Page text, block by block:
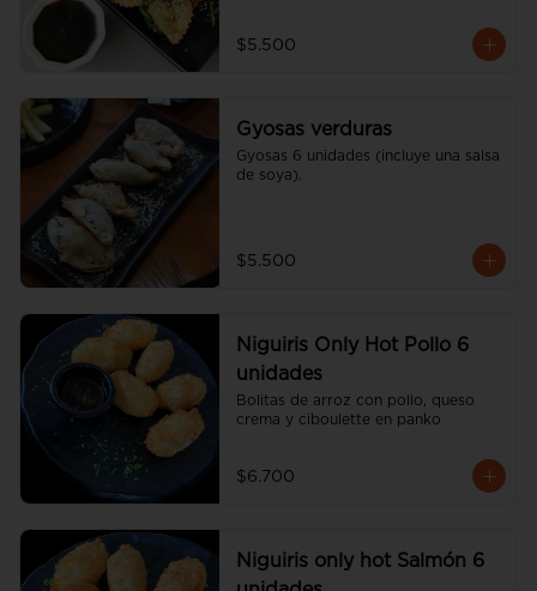
$5.500
Gyosas verduras
Gyosas 6 unidades (incluye una salsa
de soya).
$5.500
Niguiris Only Hot Pollo 6
unidades
Bolitas de arroz con pollo, queso
crema y ciboulette en panko
$6.700
Niguiris only hot Salmón 6